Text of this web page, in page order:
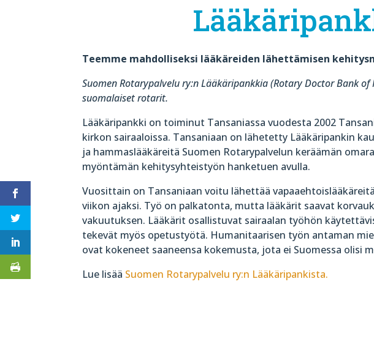
Teemme mahdolliseksi lääkäreiden lähettämisen
Suomen Rotarypalvelu ry:n Lääkäripankkia (Rotary Doctor Bank
suomalaiset rotarit.
Lääkäripankki on toiminut Tansaniassa vuodesta 2002
kirkon sairaaloissa. Tansaniaan on lähetetty Lääkäripankin
ja hammaslääkäreitä Suomen Rotarypalvelun keräämän
myöntämän kehitysyhteistyön hanketuen avulla.
Vuosittain on Tansaniaan voitu lähettää
viikon ajaksi. Työ on palkatonta, mutta lääkärit saavat
vakuutuksen. Lääkärit osallistuvat sairaalan työhön
tekevät myös opetustyötä. Humanitaarisen työn antaman
ovat kokeneet saaneensa kokemusta, jota ei Suomessa olisi
Lue lisää Suomen Rotarypalvelu ry:n Lääkäripankista.